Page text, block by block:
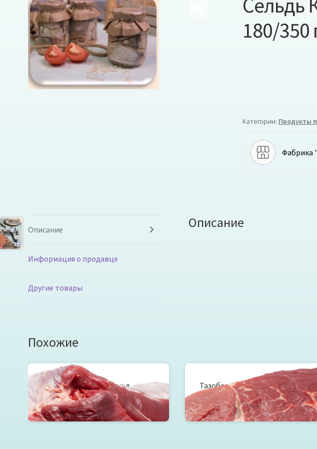
180/350
Категории: Продукты
Фабрика
Описание
Информация о продавце
Другие товары
Описание
Похожие
Лопатка говяжья
Читать далее
Тазобедренная часть без кости
Читать далее